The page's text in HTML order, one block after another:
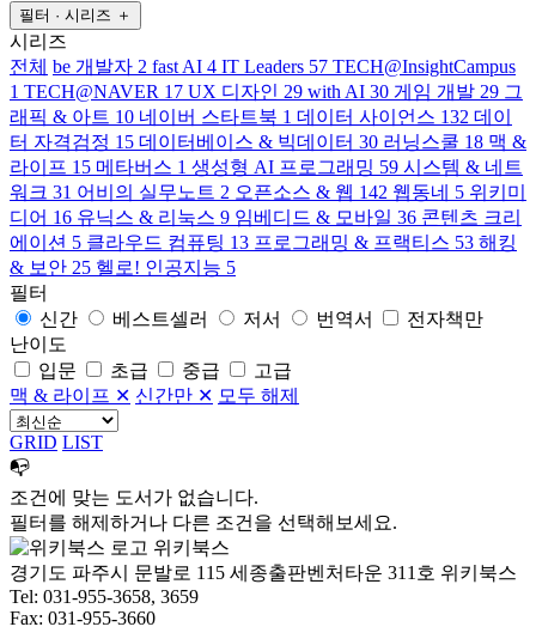
필터 · 시리즈 ＋
시리즈
전체 be 개발자 2 fast AI 4 IT Leaders 57 TECH@InsightCampus
1 TECH@NAVER 17 UX 디자인 29 with AI 30 게임 개발 29 그
래픽 & 아트 10 네이버 스타트북 1 데이터 사이언스 132 데이
터 자격검정 15 데이터베이스 & 빅데이터 30 러닝스쿨 18 맥 &
라이프 15 메타버스 1 생성형 AI 프로그래밍 59 시스템 & 네트
워크 31 어비의 실무노트 2 오픈소스 & 웹 142 웹동네 5 위키미
디어 16 유닉스 & 리눅스 9 임베디드 & 모바일 36 콘텐츠 크리
에이션 5 클라우드 컴퓨팅 13 프로그래밍 & 프랙티스 53 해킹
& 보안 25 헬로! 인공지능 5
필터
신간
베스트셀러 저서 번역서
전자책만
난이도
입문
초급 중급
고급
맥 & 라이프 ✕ 신간만 ✕ 모두 해제
GRID LIST
📭
조건에 맞는 도서가 없습니다.
필터를 해제하거나 다른 조건을 선택해보세요.
위키북스
경기도 파주시 문발로 115 세종출판벤처타운 311호 위키북스
Tel: 031-955-3658, 3659
Fax: 031-955-3660